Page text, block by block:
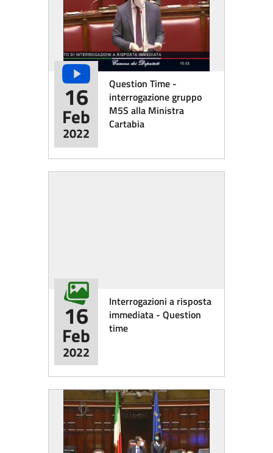
Question Time -
interrogazione gruppo
M5S alla Ministra
Cartabia
16
Feb
2022
Interrogazioni a risposta
immediata - Question
time
16
Feb
2022